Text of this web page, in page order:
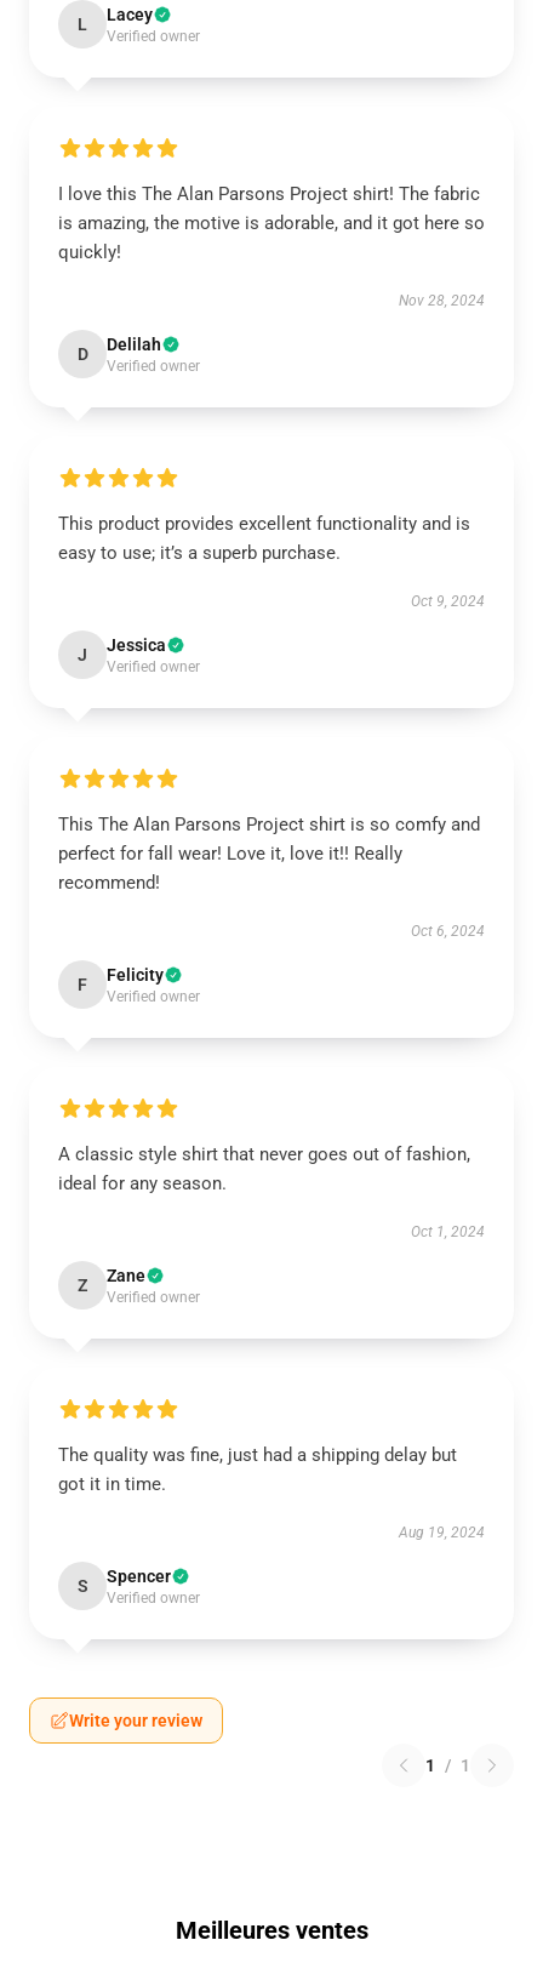
L Lacey
Verified owner
I love this The Alan Parsons Project shirt! The fabric
is amazing, the motive is adorable, and it got here so
quickly!
Nov 28, 2024
D Delilah
Verified owner
This product provides excellent functionality and is
easy to use; it’s a superb purchase.
Oct 9, 2024
J Jessica
Verified owner
This The Alan Parsons Project shirt is so comfy and
perfect for fall wear! Love it, love it!! Really
recommend!
Oct 6, 2024
F Felicity
Verified owner
A classic style shirt that never goes out of fashion,
ideal for any season.
Oct 1, 2024
Z Zane
Verified owner
The quality was fine, just had a shipping delay but
got it in time.
Aug 19, 2024
S Spencer
Verified owner
Write your review
1 / 1
Meilleures ventes